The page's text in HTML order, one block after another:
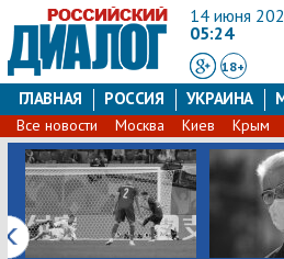
14 июня
05:24
18+
ГЛАВНАЯ РОССИЯ УКРАИНА
Все новости Москва Киев Крым